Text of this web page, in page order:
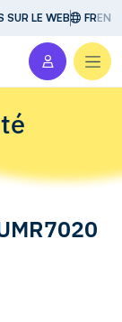
SUR LE WEB FREN